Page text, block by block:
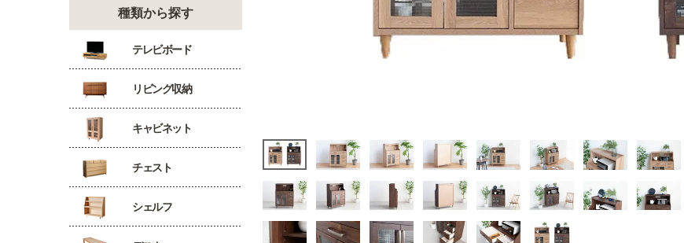
種類から探す
テレビボード
リビング収納
キャビネット
チェスト
シェルフ